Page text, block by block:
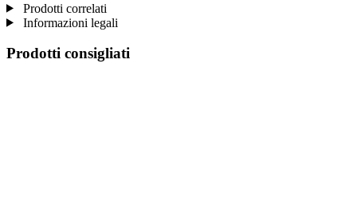
Prodotti correlati
Informazioni legali
Prodotti consigliati